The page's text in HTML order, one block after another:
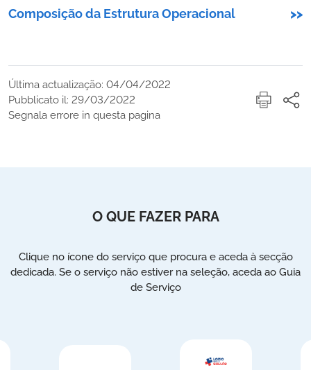
Composição da Estrutura Operacional >>
Última actualização: 04/04/2022
Pubblicato il: 29/03/2022
Segnala errore in questa pagina
O QUE FAZER PARA
Clique no ícone do serviço que procura e aceda à secção
dedicada. Se o serviço não estiver na seleção, aceda ao Guia
de Serviço